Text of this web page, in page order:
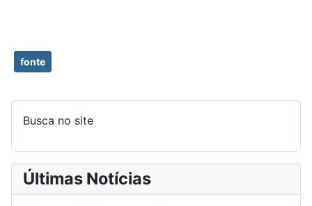
fonte
Busca no site
Últimas Notícias